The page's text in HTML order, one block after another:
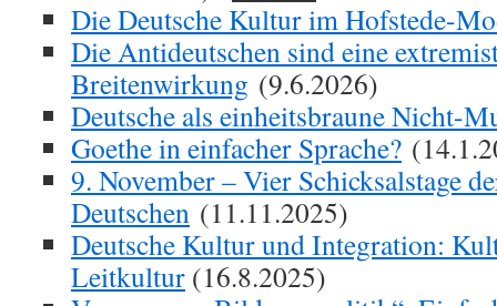
Die Deutsche Kultur im Hofstede-
Die Antideutschen sind eine
Breitenwirkung (9.6.2026)
Deutsche als einheitsbraune Nicht-
Goethe in einfacher Sprache?
9. November – Vier Schicksalstage
Deutschen (11.11.2025)
Deutsche Kultur und Integration:
Leitkultur (16.8.2025)